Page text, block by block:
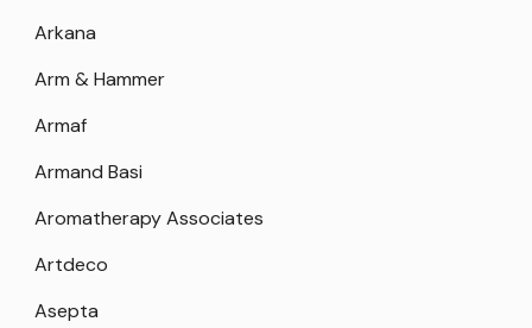
Arkana
Arm & Hammer
Armaf
Armand Basi
Aromatherapy Associates
Artdeco
Asepta